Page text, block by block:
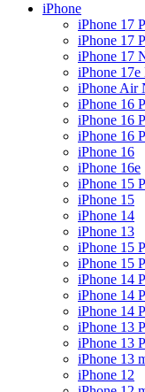
iPhone
iPhone 17
iPhone 17
iPhone 17
iPhone
iPhone Air
iPhone 16
iPhone 16
iPhone 16
iPhone 16
iPhone 16e
iPhone 15
iPhone 15
iPhone 14
iPhone 13
iPhone 15
iPhone 15
iPhone 14
iPhone 14
iPhone 14
iPhone 13
iPhone 13
iPhone 13
iPhone 12